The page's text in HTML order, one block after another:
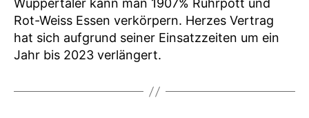
Wuppertaler kann man 1907% Ruhrpott und
Rot-Weiss Essen verkörpern. Herzes Vertrag
hat sich aufgrund seiner Einsatzzeiten um ein
Jahr bis 2023 verlängert.